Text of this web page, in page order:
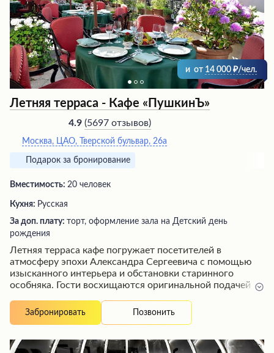
и от 14 000 /чел.
Летняя терраса - Кафе «ПушкинЪ»
4.9 (5697 отзывов)
Москва, ЦАО, Тверской бульвар, 26а
Подарок за бронирование
Вместимость: 20 человек
Кухня: Русская
За доп. плату: торт, оформление зала на Детский день
рождения
Летняя терраса кафе погружает посетителей в
атмосферу эпохи Александра Сергеевича с помощью
изысканного интерьера и обстановки старинного
особняка. Гости восхищаются оригинальной подачей
ароматным чаем. Милая улыбка приветливых
официантов, живая музыка и тихий уютный зал на
проведения торжеств. Посетители отмечают красоту
Забронировать Позвонить